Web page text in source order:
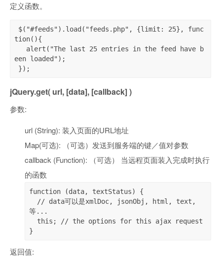
定义函数。
tion(){
een loaded");
});
jQuery.get( url, [data], [callback] )
参数:
url (String): 装入页面的URL地址
Map(可选): （可选）发送到服务端的键／值对参数
callback (Function): （可选） 当远程页面装入完成时执行
的函数
function (data, textStatus) {
等...
}
返回值: